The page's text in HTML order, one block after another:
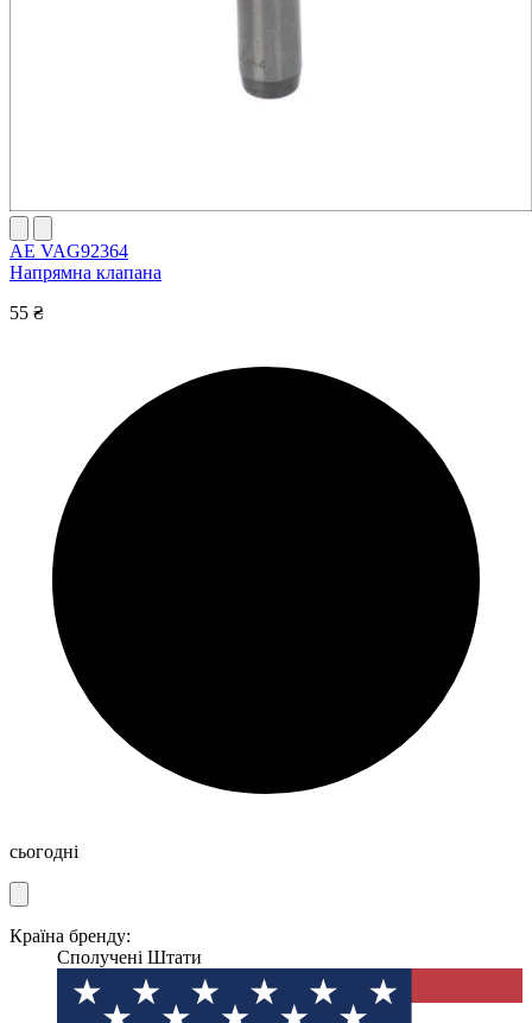
AE VAG92364
Напрямна клапана
55 ₴
сьогодні
Країна бренду:
Сполучені Штати